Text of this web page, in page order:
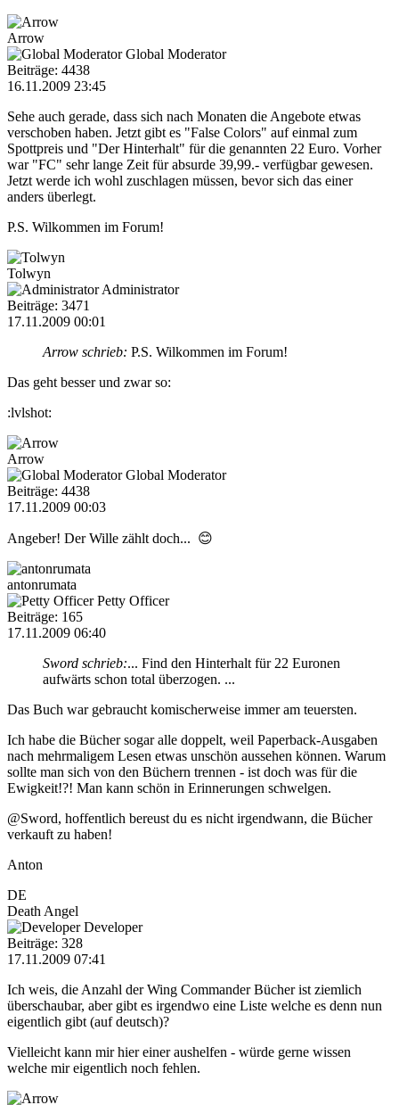
Arrow
Global Moderator
Beiträge: 4438
16.11.2009 23:45
Sehe auch gerade, dass sich nach Monaten die Angebote etwas
verschoben haben. Jetzt gibt es "False Colors" auf einmal zum
Spottpreis und "Der Hinterhalt" für die genannten 22 Euro. Vorher
war "FC" sehr lange Zeit für absurde 39,99.- verfügbar gewesen.
Jetzt werde ich wohl zuschlagen müssen, bevor sich das einer
anders überlegt.
P.S. Wilkommen im Forum!
Tolwyn
Administrator
Beiträge: 3471
17.11.2009 00:01
Arrow schrieb: P.S. Wilkommen im Forum!
Das geht besser und zwar so:
:lvlshot:
Arrow
Global Moderator
Beiträge: 4438
17.11.2009 00:03
Angeber! Der Wille zählt doch... 😊
antonrumata
Petty Officer
Beiträge: 165
17.11.2009 06:40
Sword schrieb:... Find den Hinterhalt für 22 Euronen
aufwärts schon total überzogen. ...
Das Buch war gebraucht komischerweise immer am teuersten.
Ich habe die Bücher sogar alle doppelt, weil Paperback-Ausgaben
nach mehrmaligem Lesen etwas unschön aussehen können. Warum
sollte man sich von den Büchern trennen - ist doch was für die
Ewigkeit!?! Man kann schön in Erinnerungen schwelgen.
@Sword, hoffentlich bereust du es nicht irgendwann, die Bücher
verkauft zu haben!
Anton
DE
Death Angel
Developer
Beiträge: 328
17.11.2009 07:41
Ich weis, die Anzahl der Wing Commander Bücher ist ziemlich
überschaubar, aber gibt es irgendwo eine Liste welche es denn nun
eigentlich gibt (auf deutsch)?
Vielleicht kann mir hier einer aushelfen - würde gerne wissen
welche mir eigentlich noch fehlen.